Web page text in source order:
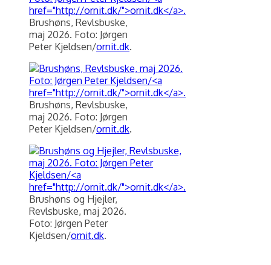
Brushøns, Revlsbuske,
maj 2026. Foto: Jørgen
Peter Kjeldsen/ornit.dk.
Brushøns, Revlsbuske,
maj 2026. Foto: Jørgen
Peter Kjeldsen/ornit.dk.
Brushøns og Hjejler,
Revlsbuske, maj 2026.
Foto: Jørgen Peter
Kjeldsen/ornit.dk.